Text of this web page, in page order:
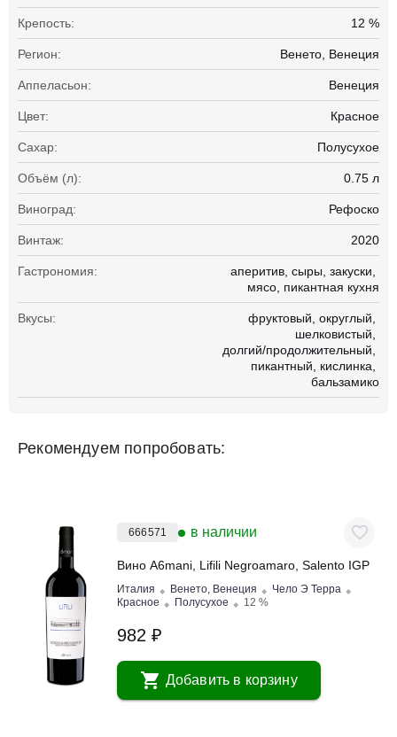
Крепость: 12 %
Регион: Венето, Венеция
Аппеласьон: Венеция
Цвет: Красное
Сахар: Полусухое
Объём (л): 0.75 л
Виноград: Рефоско
Винтаж: 2020
Гастрономия: аперитив сыры закуски
мясо пикантная кухня
Вкусы: фруктовый округлый
шелковистый
долгий/продолжительный
пикантный
кислинка
бальзамико
Рекомендуем попробовать:
666571 в наличии
Вино A6mani, Lifili Negroamaro, Salento IGP
Италия Венето, Венеция
Чело Э Терра
Красное
Полусухое 12 %
982 ₽
Добавить в корзину